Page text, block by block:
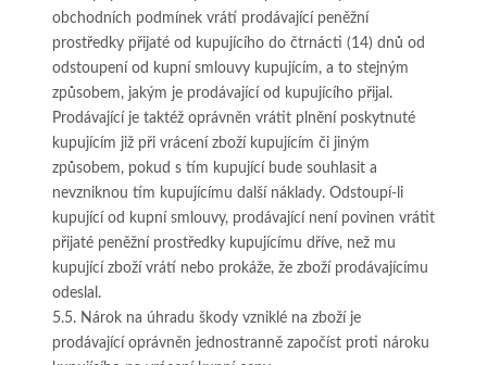
obchodních podmínek vrátí prodávající peněžní
prostředky přijaté od kupujícího do čtrnácti (14) dnů od
odstoupení od kupní smlouvy kupujícím, a to stejným
způsobem, jakým je prodávající od kupujícího přijal.
Prodávající je taktéž oprávněn vrátit plnění poskytnuté
kupujícím již při vrácení zboží kupujícím či jiným
způsobem, pokud s tím kupující bude souhlasit a
nevzniknou tím kupujícímu další náklady. Odstoupí-li
kupující od kupní smlouvy, prodávající není povinen vrátit
přijaté peněžní prostředky kupujícímu dříve, než mu
kupující zboží vrátí nebo prokáže, že zboží prodávajícímu
odeslal.
5.5. Nárok na úhradu škody vzniklé na zboží je
prodávající oprávněn jednostranně započíst proti nároku